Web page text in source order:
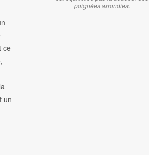
ce
un
poignées arrondies.